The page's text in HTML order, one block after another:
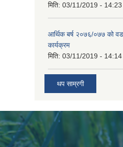
मिति: 03/11/2019 - 14:23
आर्थिक बर्ष २०७६/०७७ को
कार्यक्रम
मिति: 03/11/2019 - 14:14
थप साम्रगी